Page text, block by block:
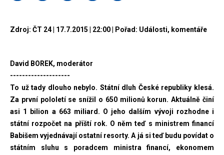
Zdroj: ČT 24 | 17.7.2015 | 22:00 | Pořad: Události, komentáře
David BOREK, moderátor
--------------------
To už tady dlouho nebylo. Státní dluh České republiky klesá.
Za první pololetí se snížil o 650 milionů korun. Aktuálně činí
asi 1 bilion a 663 miliard. O jeho dalším vývoji rozhodne i
státní rozpočet na příští rok. O něm teď s ministrem financí
Babišem vyjednávají ostatní resorty. A já si teď budu povídat o
státním sluhu s poradcem ministra financí, ekonomem